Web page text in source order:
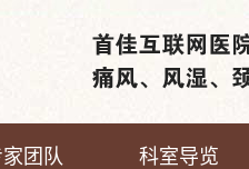
家团队 科室导览